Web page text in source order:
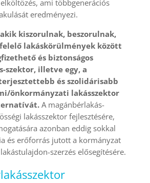
ami többgenerációs
eredményezi.
kiszorulnak, beszorulnak,
lakáskörülmények között
és biztonságos
szektor, illetve egy, a
és szolidárisabb
önkormányzati lakásszektor
A magánbérlakás-
lakásszektor fejlesztésére,
azonban eddig sokkal
és erőforrás jutott a kormányzat
szerzés elősegítésére.